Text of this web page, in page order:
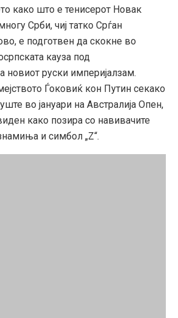
како што е тенисерот Новак
Срби, чиј татко Срѓан
е подготвен да скокне во
кауза под
новиот руски империјалзам.
Ѓоковиќ кон Путин секако
во јануари на Австралија Опен,
како позира со навивачите
и симбол „Z“.